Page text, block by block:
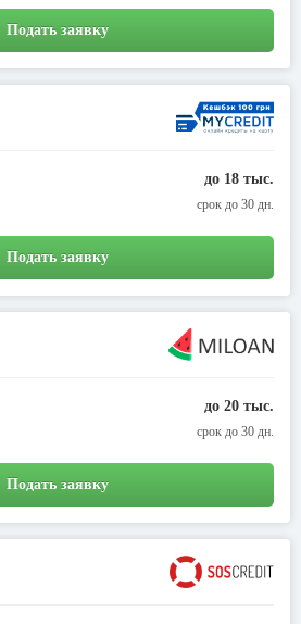
Подать заявку
до 18 тыс.
срок до 30 дн.
Подать заявку
до 20 тыс.
срок до 30 дн.
Подать заявку